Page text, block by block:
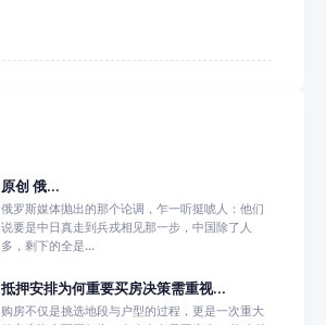
原创 俄...
俄罗斯媒体抛出的那个论调，乍一听挺唬人：他们
说要是中日真走到兵戎相见那一步，中国除了人
多，剩下的全是...
抵押安排为何重要买房决策需重视...
购房不仅是挑选地段与户型的过程，更是一次重大